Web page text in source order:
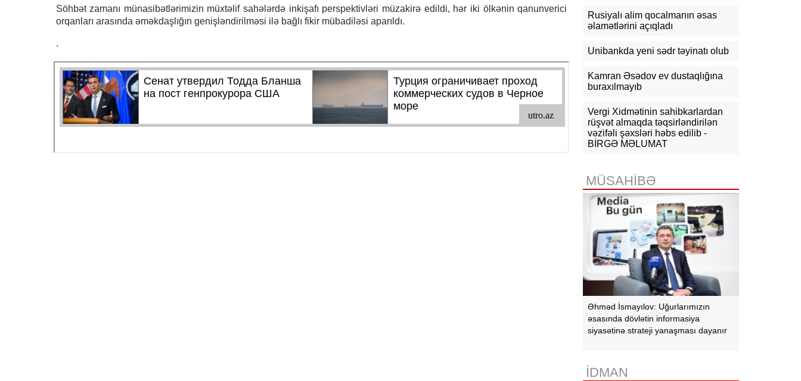
Söhbət zamanı münasibətlərimizin müxtəlif sahələrdə inkişafı perspektivləri müzakirə edildi, hər iki ölkənin qanunverici
orqanları arasında əməkdaşlığın genişləndirilməsi ilə bağlı fikir mübadiləsi aparıldı.
.
10:54 KİV: Ukrayna Qazaxıstan
neftini daşıyan tankerləri hədəfə
İranla müharibədən çıxış yolu axtarır
vaxtlarda TRIPP layihəsinin praktiki
icrasına başlayacağıq
10:15 Paşinyan: Ermənistanla
Rusiyalı alim qocalmanın əsas
əlamətlərini açıqladı
Unibankda yeni sədr təyinatı olub
Kamran Əsədov ev dustaqlığına
buraxılmayıb
Vergi Xidmətinin sahibkarlardan
rüşvət almaqda təqsirləndirilən
vəzifəli şəxsləri həbs edilib -
BİRGƏ MƏLUMAT
MÜSAHİBƏ
Əhməd İsmayılov: Uğurlarımızın
əsasında dövlətin informasiya
siyasətinə strateji yanaşması dayanır
İDMAN